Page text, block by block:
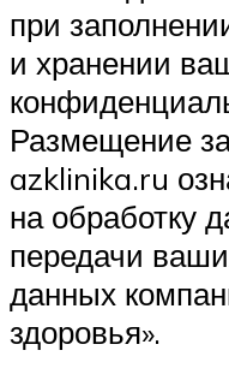
при
и хранении
Размещение
azklinika.ru
на обработку
передачи
данных
здоровья».